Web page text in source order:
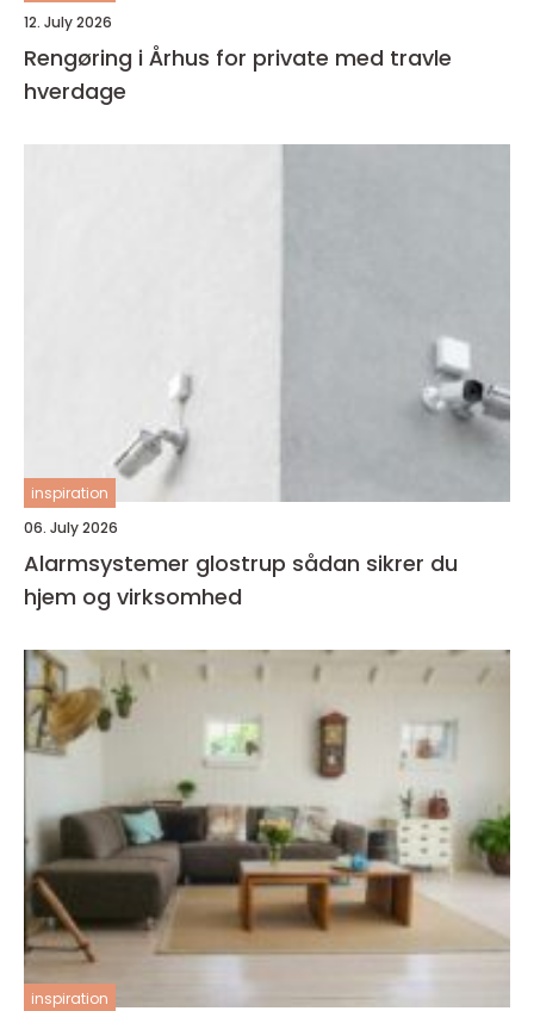
12. July 2026
Rengøring i Århus for private med travle
hverdage
inspiration
06. July 2026
Alarmsystemer glostrup sådan sikrer du
hjem og virksomhed
inspiration